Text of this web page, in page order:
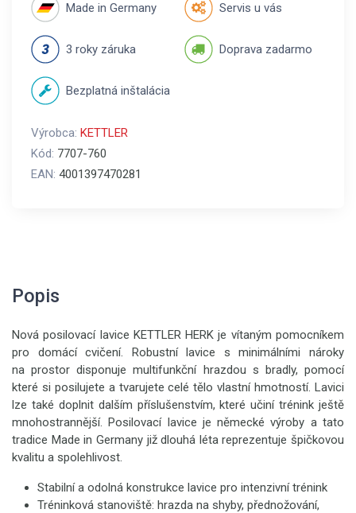
Made in Germany Servis u vás
3 roky záruka Doprava zadarmo
Bezplatná inštalácia
Výrobca: KETTLER
Kód: 7707-760
EAN: 4001397470281
Popis
Nová posilovací lavice KETTLER HERK je vítaným pomocníkem
pro domácí cvičení. Robustní lavice s minimálními nároky
na prostor disponuje multifunkční hrazdou s bradly, pomocí
které si posilujete a tvarujete celé tělo vlastní hmotností. Lavici
lze také doplnit dalším příslušenstvím, které učiní trénink ještě
mnohostrannější. Posilovací lavice je německé výroby a tato
tradice Made in Germany již dlouhá léta reprezentuje špičkovou
kvalitu a spolehlivost.
Stabilní a odolná konstrukce lavice pro intenzivní trénink
Tréninková stanoviště: hrazda na shyby, přednožování,